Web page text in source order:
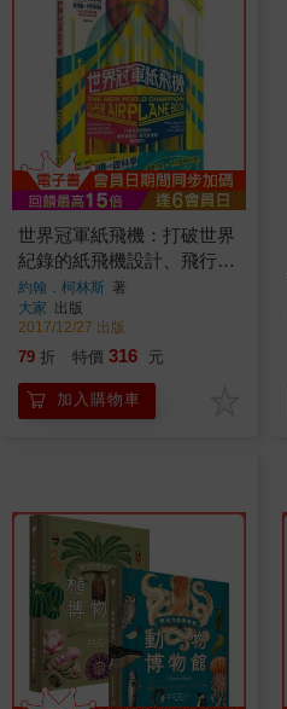
世界冠軍紙飛機：打破世界
紀錄的紙飛機設計、飛行原
理及調校技巧
約翰．柯林斯 著
大家 出版
2017/12/27 出版
79 折 特價 316 元
加入購物車